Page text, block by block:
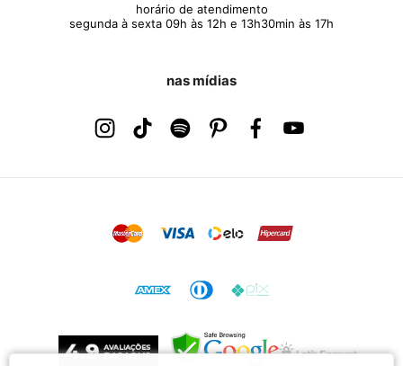
horário de atendimento
segunda à sexta 09h às 12h e 13h30min às 17h
nas mídias